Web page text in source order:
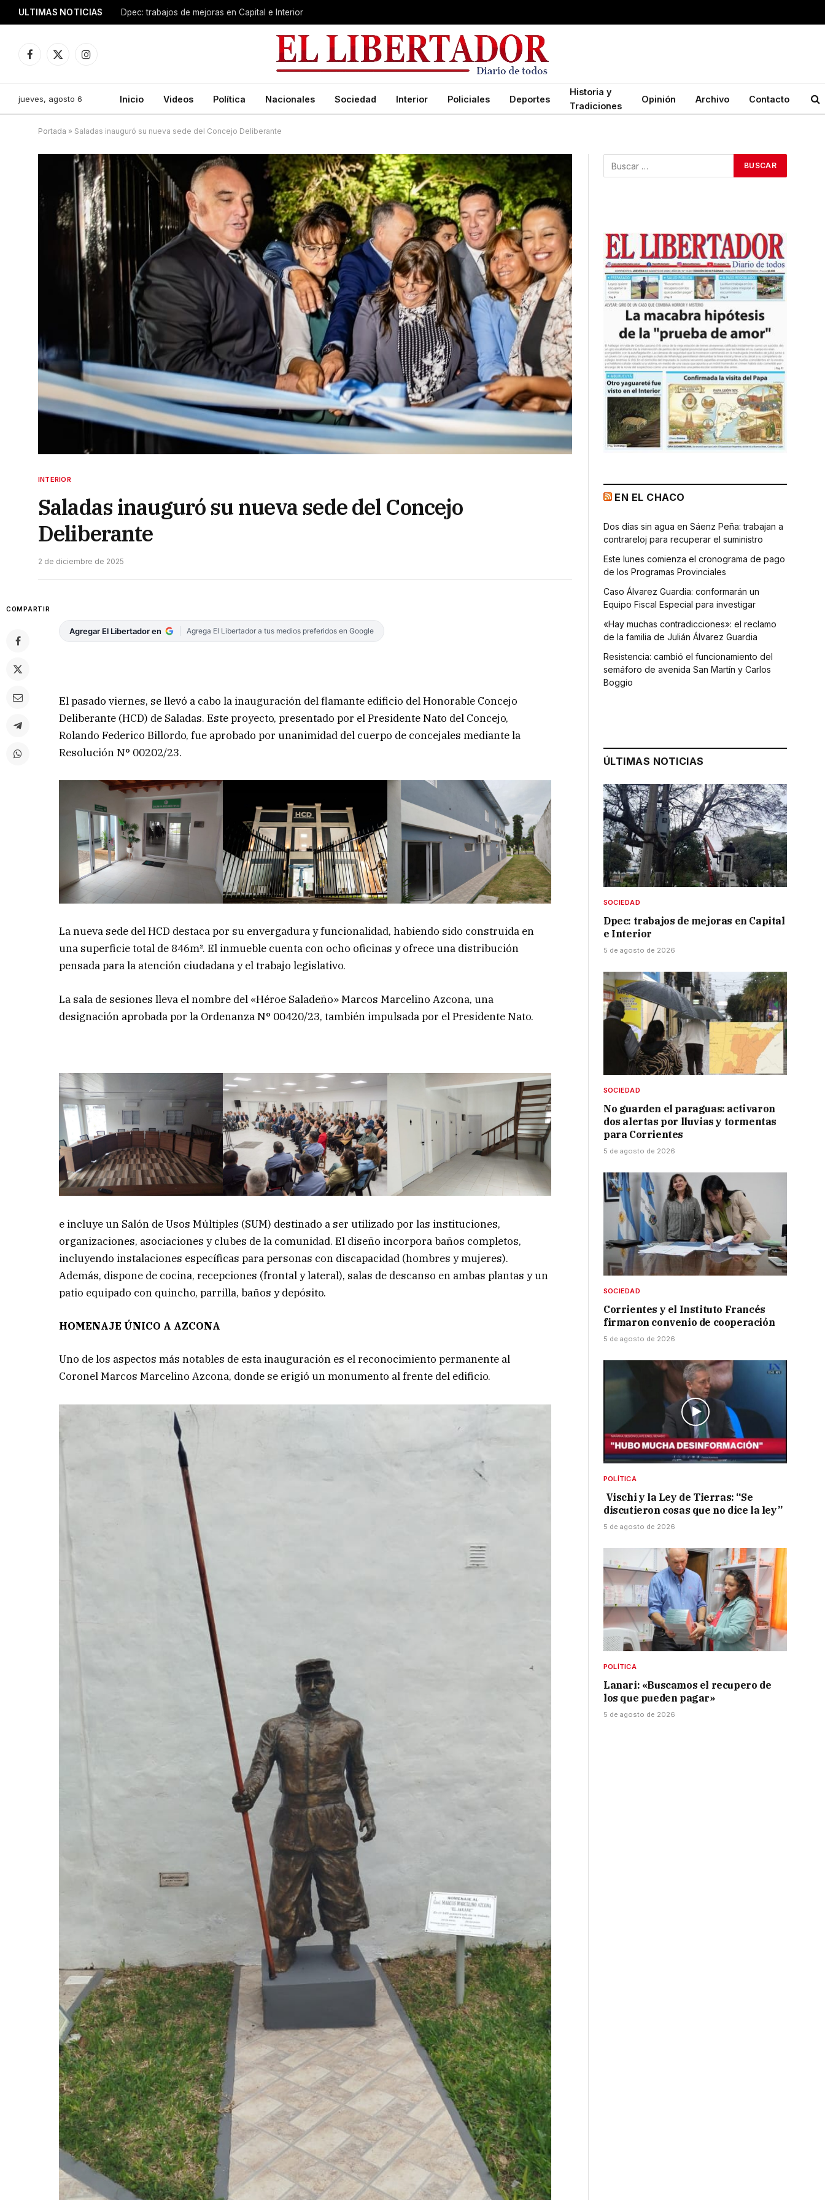
ULTIMAS NOTICIAS Dpec: trabajos de mejoras en Capital e Interior
Facebook
X
Instagram
jueves, agosto 6 Inicio Videos Política Nacionales Sociedad Interior Policiales Deportes
Historia y
Tradiciones
Opinión Archivo Contacto
Portada » Saladas inauguró su nueva sede del Concejo Deliberante
INTERIOR
Saladas inauguró su nueva sede del Concejo
Deliberante
2 de diciembre de 2025
COMPARTIR
Agregar El Libertador en Agrega El Libertador a tus medios preferidos en Google
El pasado viernes, se llevó a cabo la inauguración del flamante edificio del Honorable Concejo
Deliberante (HCD) de Saladas. Este proyecto, presentado por el Presidente Nato del Concejo,
Rolando Federico Billordo, fue aprobado por unanimidad del cuerpo de concejales mediante la
Resolución N° 00202/23.
La nueva sede del HCD destaca por su envergadura y funcionalidad, habiendo sido construida en
una superficie total de 846m². El inmueble cuenta con ocho oficinas y ofrece una distribución
pensada para la atención ciudadana y el trabajo legislativo.
La sala de sesiones lleva el nombre del «Héroe Saladeño» Marcos Marcelino Azcona, una
designación aprobada por la Ordenanza N° 00420/23, también impulsada por el Presidente Nato.
e incluye un Salón de Usos Múltiples (SUM) destinado a ser utilizado por las instituciones,
organizaciones, asociaciones y clubes de la comunidad. El diseño incorpora baños completos,
incluyendo instalaciones específicas para personas con discapacidad (hombres y mujeres).
Además, dispone de cocina, recepciones (frontal y lateral), salas de descanso en ambas plantas y un
patio equipado con quincho, parrilla, baños y depósito.
HOMENAJE ÚNICO A AZCONA
Uno de los aspectos más notables de esta inauguración es el reconocimiento permanente al
Coronel Marcos Marcelino Azcona, donde se erigió un monumento al frente del edificio.
EN EL CHACO
Dos días sin agua en Sáenz Peña: trabajan a
contrareloj para recuperar el suministro
Este lunes comienza el cronograma de pago
de los Programas Provinciales
Caso Álvarez Guardia: conformarán un
Equipo Fiscal Especial para investigar
«Hay muchas contradicciones»: el reclamo
de la familia de Julián Álvarez Guardia
Resistencia: cambió el funcionamiento del
semáforo de avenida San Martín y Carlos
Boggio
ÚLTIMAS NOTICIAS
SOCIEDAD
Dpec: trabajos de mejoras en Capital
e Interior
5 de agosto de 2026
SOCIEDAD
No guarden el paraguas: activaron
dos alertas por lluvias y tormentas
para Corrientes
5 de agosto de 2026
SOCIEDAD
Corrientes y el Instituto Francés
firmaron convenio de cooperación
5 de agosto de 2026
POLÍTICA
Vischi y la Ley de Tierras: “Se
discutieron cosas que no dice la ley”
5 de agosto de 2026
POLÍTICA
Lanari: «Buscamos el recupero de
los que pueden pagar»
5 de agosto de 2026